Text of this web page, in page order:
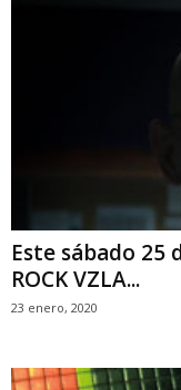
Este sábado
ROCK VZLA...
23 enero, 2020